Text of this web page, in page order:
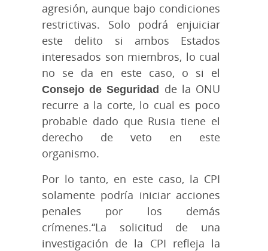
agresión, aunque bajo condiciones
restrictivas. Solo podrá enjuiciar
este delito si ambos Estados
interesados son miembros, lo cual
no se da en este caso, o si el
Consejo de Seguridad de la ONU
recurre a la corte, lo cual es poco
probable dado que Rusia tiene el
derecho de veto en este
organismo.
Por lo tanto, en este caso, la CPI
solamente podría iniciar acciones
penales por los demás
crímenes.“La solicitud de una
investigación de la CPI refleja la